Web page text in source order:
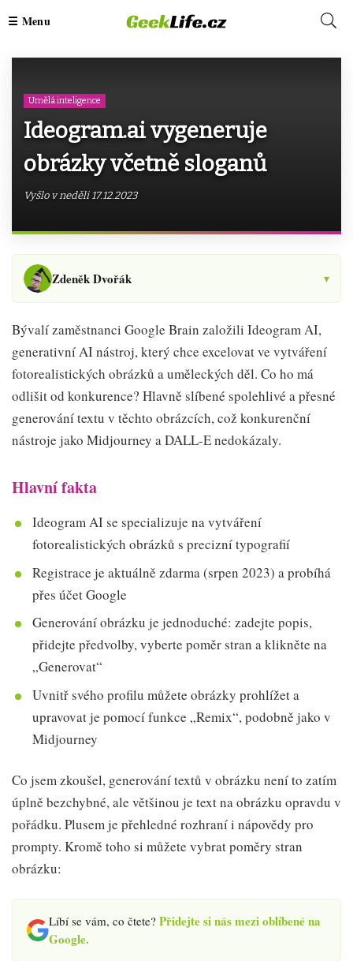
Umělá inteligence
Ideogram.ai vygeneruje
obrázky včetně sloganů
Vyšlo v neděli 17.12.2023
Zdeněk Dvořák ▾
Bývalí zaměstnanci Google Brain založili Ideogram AI,
generativní AI nástroj, který chce excelovat ve vytváření
fotorealistických obrázků a uměleckých děl. Co ho má
odlišit od konkurence? Hlavně slíbené spolehlivé a přesné
generování textu v těchto obrázcích, což konkurenční
nástroje jako Midjourney a DALL-E nedokázaly.
Hlavní fakta
Ideogram AI se specializuje na vytváření
fotorealistických obrázků s precizní typografií
Registrace je aktuálně zdarma (srpen 2023) a probíhá
přes účet Google
Generování obrázku je jednoduché: zadejte popis,
přidejte předvolby, vyberte poměr stran a klikněte na
„Generovat“
Uvnitř svého profilu můžete obrázky prohlížet a
upravovat je pomocí funkce „Remix“, podobně jako v
Midjourney
Co jsem zkoušel, generování textů v obrázku není to zatím
úplně bezchybné, ale většinou je text na obrázku opravdu v
pořádku. Plusem je přehledné rozhraní i nápovědy pro
prompty. Kromě toho si můžete vybrat poměry stran
obrázku:
Líbí se vám, co čtete? Přidejte si nás mezi oblíbené na
Google.